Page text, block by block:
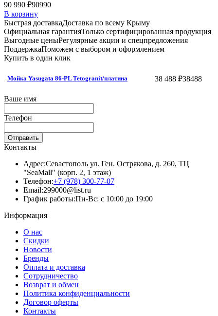
90 990 ₽90990
В корзину
Быстрая доставкаДоставка по всему Крыму
Официальная гарантияТолько сертифицированная продукция
Выгодные ценыРегулярные акции и спецпредложения
ПоддержкаПоможем с выбором и оформлением
Купить в один клик
Мойка Yasugata 86-PL Tetogranit/платина 38 488 ₽38488
Ваше имя
Телефон
Отправить
Контакты
Адрес:Севастополь ул. Ген. Острякова, д. 260, ТЦ
"SeaMall" (корп. 2, 1 этаж)
Телефон:+7 (978) 300-77-07
Email:299000@list.ru
График работы:Пн-Вс: с 10:00 до 19:00
Информация
О нас
Скидки
Новости
Бренды
Оплата и доставка
Сотрудничество
Возврат и обмен
Политика конфиденциальности
Договор оферты
Контакты